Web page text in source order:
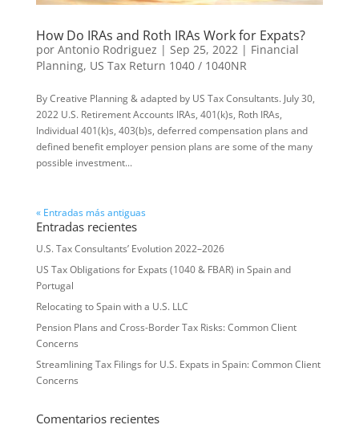
How Do IRAs and Roth IRAs Work for Expats?
por Antonio Rodriguez | Sep 25, 2022| Financial
Planning, US Tax Return 1040 / 1040NR
By Creative Planning & adapted by US Tax Consultants. July 30,
2022 U.S. Retirement Accounts IRAs, 401(k)s, Roth IRAs,
Individual 401(k)s, 403(b)s, deferred compensation plans and
defined benefit employer pension plans are some of the many
possible investment...
« Entradas más antiguas
Entradas recientes
U.S. Tax Consultants’ Evolution 2022–2026
US Tax Obligations for Expats (1040 & FBAR) in Spain and
Portugal
Relocating to Spain with a U.S. LLC
Pension Plans and Cross-Border Tax Risks: Common Client
Concerns
Streamlining Tax Filings for U.S. Expats in Spain: Common Client
Concerns
Comentarios recientes